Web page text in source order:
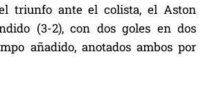
triunfo ante el colista, el Aston
(3-2), con dos goles en dos
añadido, anotados ambos por